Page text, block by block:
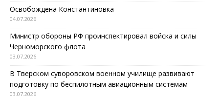
Освобождена Константиновка
04.07.2026
Министр обороны РФ проинспектировал войска и силы
Черноморского флота
03.07.2026
В Тверском суворовском военном училище развивают
подготовку по беспилотным авиационным системам
03.07.2026